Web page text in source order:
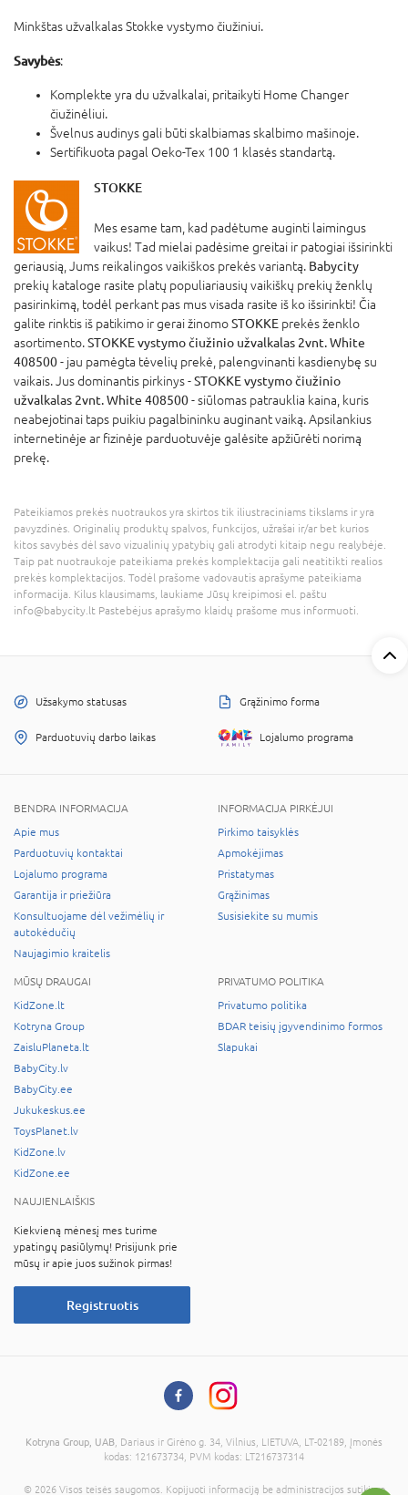
Minkštas užvalkalas Stokke vystymo čiužiniui.
Savybės:
Komplekte yra du užvalkalai, pritaikyti Home Changer
čiužinėliui.
Švelnus audinys gali būti skalbiamas skalbimo mašinoje.
Sertifikuota pagal Oeko-Tex 100 1 klasės standartą.
STOKKE
Mes esame tam, kad padėtume auginti laimingus
vaikus! Tad mielai padėsime greitai ir patogiai išsirinkti
geriausią, Jums reikalingos vaikiškos prekės variantą. Babycity
prekių kataloge rasite platų populiariausių vaikiškų prekių ženklų
pasirinkimą, todėl perkant pas mus visada rasite iš ko išsirinkti! Čia
galite rinktis iš patikimo ir gerai žinomoSTOKKE prekės ženklo
asortimento.STOKKE vystymo čiužinio užvalkalas 2vnt. White
408500- jau pamėgta tėvelių prekė, palengvinanti kasdienybę su
vaikais. Jus dominantis pirkinys -STOKKE vystymo čiužinio
užvalkalas 2vnt. White 408500- siūlomas patrauklia kaina, kuris
neabejotinai taps puikiu pagalbininku auginant vaiką. Apsilankius
internetinėje ar fizinėje parduotuvėje galėsite apžiūrėti norimą
prekę.
Pateikiamos prekės nuotraukos yra skirtos tik iliustraciniams tikslams ir yra
pavyzdinės. Originalių produktų spalvos, funkcijos, užrašai ir/ar bet kurios
kitos savybės dėl savo vizualinių ypatybių gali atrodyti kitaip negu realybėje.
Taip pat nuotraukoje pateikiama prekės komplektacija gali neatitikti realios
prekės komplektacijos. Todėl prašome vadovautis aprašyme pateikiama
informacija. Kilus klausimams, laukiame Jūsų kreipimosi el. paštu
info@babycity.lt Pastebėjus aprašymo klaidų prašome mus informuoti.
Užsakymo statusas Grąžinimo forma
Parduotuvių darbo laikas Lojalumo programa
BENDRA INFORMACIJA
Apie mus
Parduotuvių kontaktai
Lojalumo programa
Garantija ir priežiūra
Konsultuojame dėl vežimėlių ir
autokėdučių
Naujagimio kraitelis
INFORMACIJA PIRKĖJUI
Pirkimo taisyklės
Apmokėjimas
Pristatymas
Grąžinimas
Susisiekite su mumis
MŪSŲ DRAUGAI
KidZone.lt
Kotryna Group
ZaisluPlaneta.lt
BabyCity.lv
BabyCity.ee
Jukukeskus.ee
ToysPlanet.lv
KidZone.lv
KidZone.ee
PRIVATUMO POLITIKA
Privatumo politika
BDAR teisių įgyvendinimo formos
Slapukai
NAUJIENLAIŠKIS
Kiekvieną mėnesį mes turime
ypatingų pasiūlymų! Prisijunk prie
mūsų ir apie juos sužinok pirmas!
Registruotis
Kotryna Group, UAB , Dariaus ir Girėno g. 34, Vilnius, LIETUVA, LT-02189, Įmonės
kodas: 121673734, PVM kodas: LT216737314
© 2026 Visos teisės saugomos. Kopijuoti informaciją be administracijos sutikimo